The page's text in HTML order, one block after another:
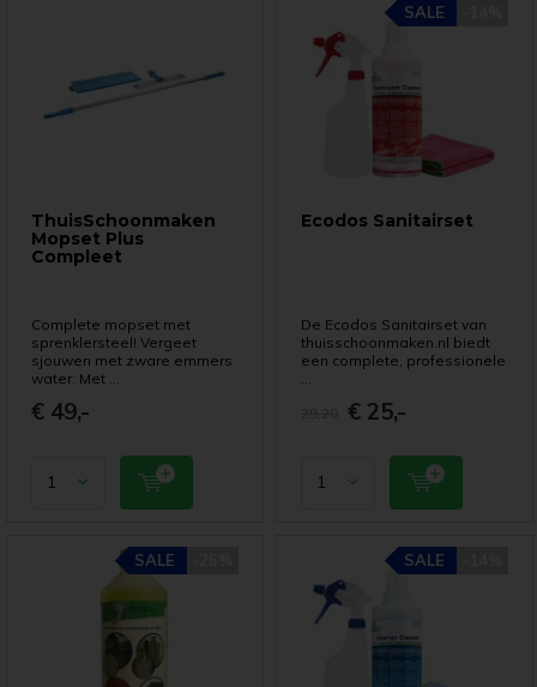
ThuisSchoonmaken
Mopset Plus
Compleet
Complete mopset met
sprenklersteel! Vergeet
sjouwen met zware emmers
water. Met ...
€ 49,-
Ecodos Sanitairset
SALE
De Ecodos Sanitairset van
thuisschoonmaken.nl biedt
een complete, professionele
€ 25,-
SALE SALE